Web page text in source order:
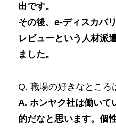
出です。
その後、e-ディスカバ
レビューという人材派
ました。
Q. 職場の好きなところ
A. ホンヤク社は働いて
的だなと思います。個